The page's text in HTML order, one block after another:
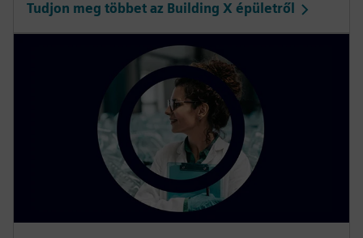
Tudjon meg többet az Building X épületről